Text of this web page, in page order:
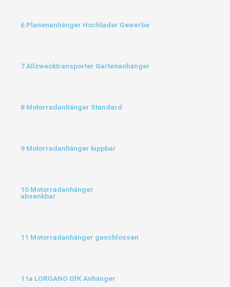
6 Planenanhänger Hochlader Gewerbe
7 Allzwecktransporter Gartenanhänger
8 Motorradanhänger Standard
9 Motorradanhänger kippbar
10 Motorradanhänger
absenkbar
11 Motorradanhänger geschlossen
11a LORGANO GfK Anhänger